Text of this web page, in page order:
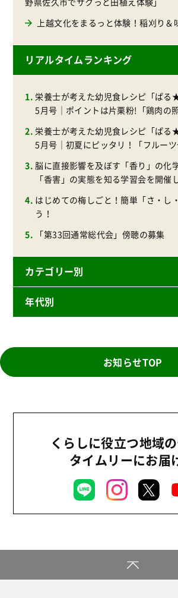
上越文化をまるっと体験！稲刈り＆
リアルタイムランキング
栄養士が考えた幼児食レシピ「ぱる
5月号｜ポイントは片栗粉!「鶏肉の
栄養士が考えた幼児食レシピ「ぱる
5月号｜初夏にピッタリ！「フルーツ
脳に直接影響を及ぼす「香り」の化
「香害」の実態を知る学習会を開催
はじめての梅しごと！簡単「さ・し
う！
「第33回通常総代会」傍聴の募集
カテゴリー別
ニュースリリース
商品
地域コミュニティ
平和と国際連帯
お米の出前授業
いなぎめぐみの里山
広報
年代別
2024年
2021年
お知らせTOP
くらしに役立つ地域
タイムリーにお届